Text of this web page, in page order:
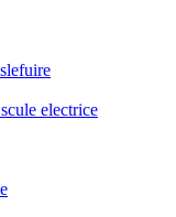
electrice